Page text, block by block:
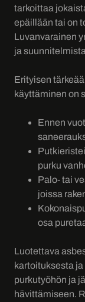
tarkoittaa
epäillään tai on
Luvanvarainen
ja
Erityisen
käyttäminen on
Ennen
purku
Palo- tai
joissa
osa
Luotettava
kartoituksesta
purkutyöhön ja
hävittämiseen.